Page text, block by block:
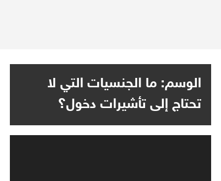
الوسم: ما الجنسيات التي لا
تحتاج إلى تأشيرات دخول؟